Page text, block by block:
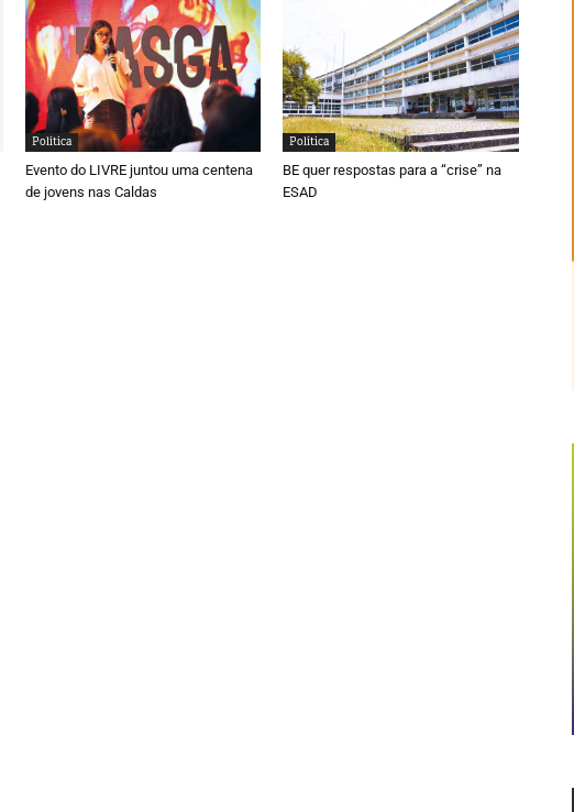
Política
Evento do LIVRE juntou uma centena
de jovens nas Caldas
Política
BE quer respostas para a “crise” na
ESAD